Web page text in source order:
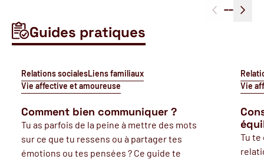
Guides pratiques
Relations socialesLiens familiaux
Vie affective et amoureuse
Comment bien communiquer ?
Tu as parfois de la peine à mettre des mots
sur ce que tu ressens ou à partager tes
émotions ou tes pensées ? Ce guide te
Vie
Tu te